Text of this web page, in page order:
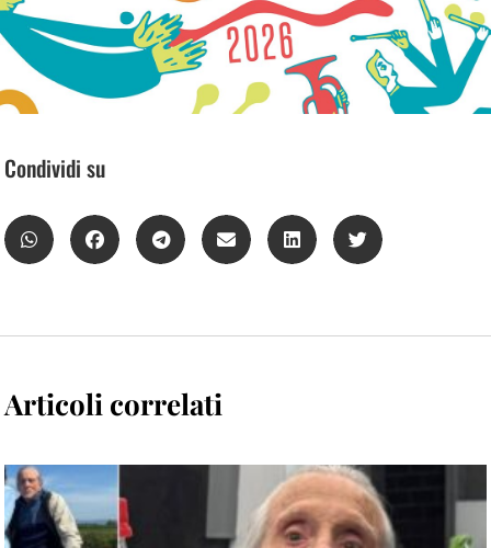
Condividi su
Articoli correlati